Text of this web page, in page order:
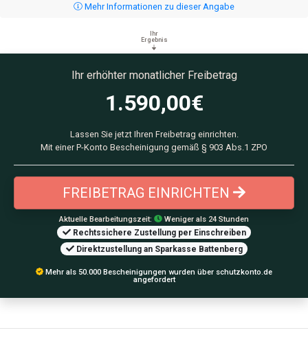
Mehr Informationen zu dieser Angabe
Ihr
Ergebnis
Ihr erhöhter monatlicher Freibetrag
1.590,00€
Lassen Sie jetzt Ihren Freibetrag einrichten.
Mit einer P-Konto Bescheinigung gemäß § 903 Abs.1 ZPO
FREIBETRAG EINRICHTEN
Aktuelle Bearbeitungszeit: Weniger als 24 Stunden
Rechtssichere Zustellung per Einschreiben
Direktzustellung an Sparkasse Battenberg
Mehr als 50.000 Bescheinigungen wurden über schutzkonto.de
angefordert